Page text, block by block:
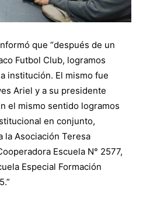
que “después de un
Futbol Club, logramos
institución. El mismo fue
Ariel y a su presidente
el mismo sentido logramos
en conjunto,
la Asociación Teresa
Escuela N° 2577,
Especial Formación